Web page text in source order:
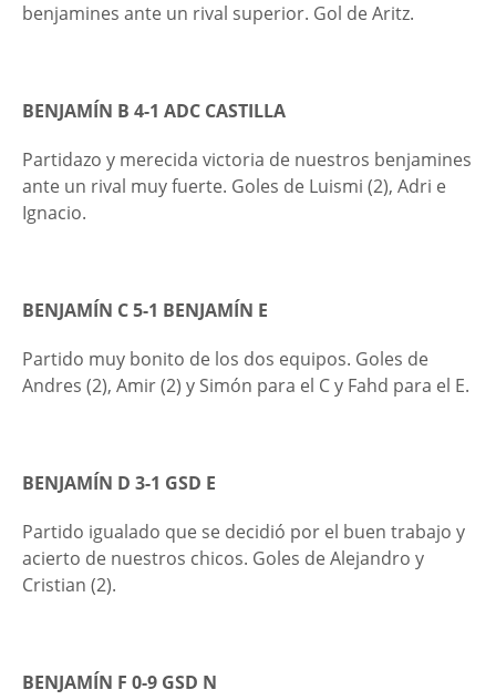
benjamines ante un rival superior. Gol de Aritz.
BENJAMÍN B 4-1 ADC CASTILLA
Partidazo y merecida victoria de nuestros benjamines
ante un rival muy fuerte. Goles de Luismi (2), Adri e
Ignacio.
BENJAMÍN C 5-1 BENJAMÍN E
Partido muy bonito de los dos equipos. Goles de
Andres (2), Amir (2) y Simón para el C y Fahd para el E.
BENJAMÍN D 3-1 GSD E
Partido igualado que se decidió por el buen trabajo y
acierto de nuestros chicos. Goles de Alejandro y
Cristian (2).
BENJAMÍN F 0-9 GSD N